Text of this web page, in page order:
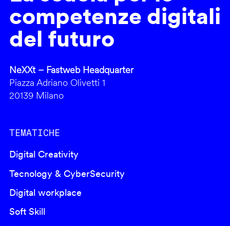
competenze digitali
del futuro
NeXXt – Fastweb Headquarter
Piazza Adriano Olivetti 1
20139 Milano
TEMATICHE
Digital Creativity
Tecnology & CyberSecurity
Digital workplace
Soft Skill